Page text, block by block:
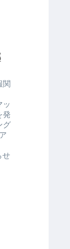
関
ッ
発
グ
せ